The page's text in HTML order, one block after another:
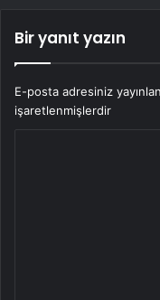
Bir yanıt yazın
E-posta adresiniz
işaretlenmişlerdir